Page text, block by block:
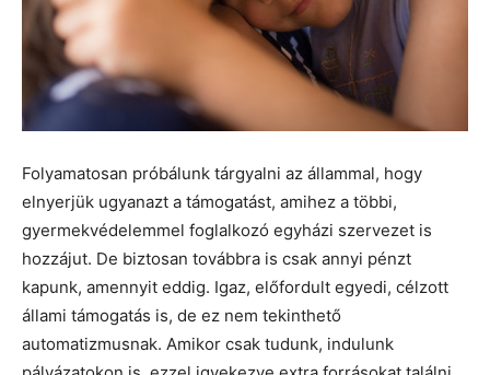
Folyamatosan próbálunk tárgyalni az állammal, hogy
elnyerjük ugyanazt a támogatást, amihez a többi,
gyermekvédelemmel foglalkozó egyházi szervezet is
hozzájut. De biztosan továbbra is csak annyi pénzt
kapunk, amennyit eddig. Igaz, előfordult egyedi, célzott
állami támogatás is, de ez nem tekinthető
automatizmusnak. Amikor csak tudunk, indulunk